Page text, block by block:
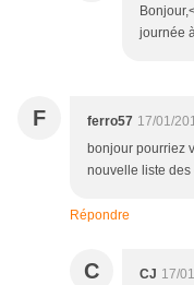
journée
F ferro57 17/01/
bonjour pourriez
nouvelle liste
Répondre
C CJ 17/